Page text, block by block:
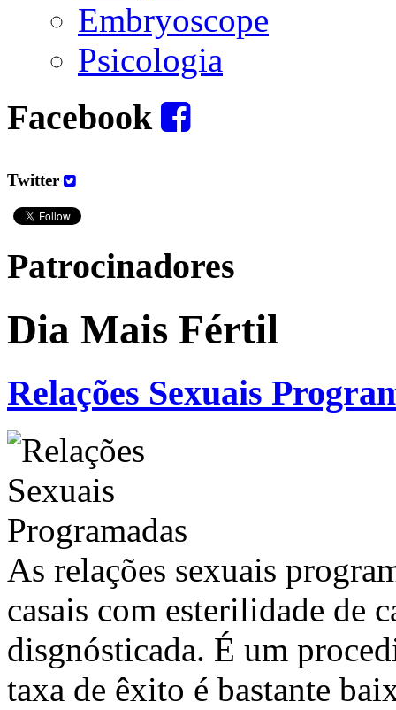
Embryoscope
Psicologia
Facebook
Twitter
Patrocinadores
Dia Mais Fértil
Relações Sexuais
As relações sexuais
casais com esterilidade de
disgnósticada. É um
taxa de êxito é bastante